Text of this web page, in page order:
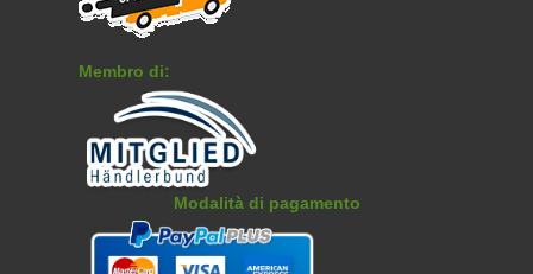
Membro di:
Modalità di pagamento